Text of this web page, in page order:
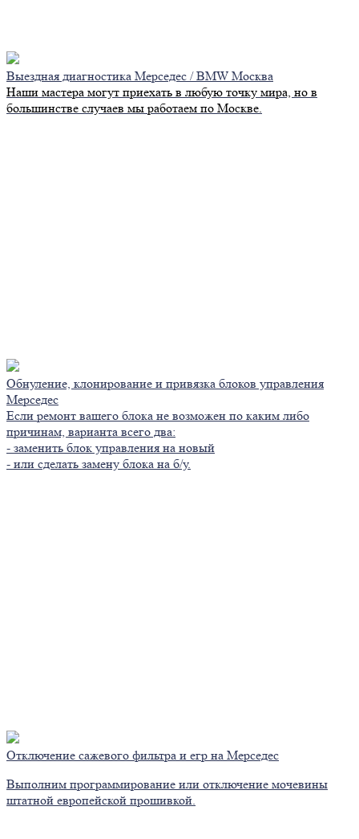
Выездная диагностика Мерседес / BMW Москва
Наши мастера могут приехать в любую точку мира, но в
большинстве случаев мы работаем по Москве.
Обнуление, клонирование и привязка блоков управления
Мерседес
Если ремонт вашего блока не возможен по каким либо
причинам, варианта всего два:
- заменить блок управления на новый
- или сделать замену блока на б/у.
Отключение сажевого фильтра и егр на Мерседес
Выполним программирование или отключение мочевины
штатной европейской прошивкой.